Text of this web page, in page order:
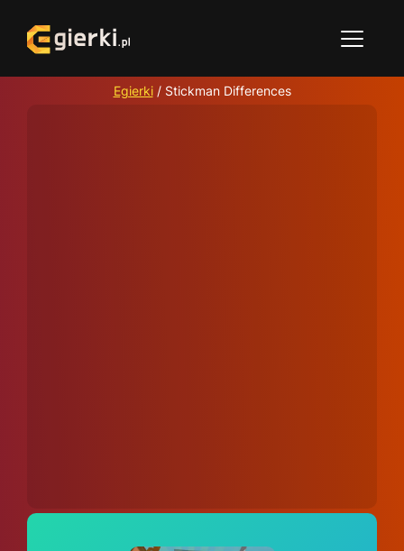
Egierki/ Stickman Differences